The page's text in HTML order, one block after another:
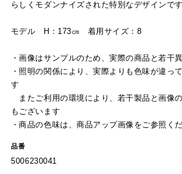
らしくモダンナイズされた特別なデザインです
モデル H：173㎝ 着用サイズ：8
・画像はサンプルのため、実際の商品と若干
・照明の関係により、実際よりも色味が違っ
す
またご利用の環境により、若干製品と画像
もございます
・商品の色味は、商品アップ画像をご参照く
品番
5006230041